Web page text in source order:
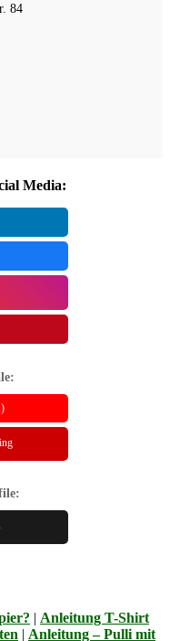
84
Media:
| Anleitung T-Shirt
| Anleitung – Pulli mit